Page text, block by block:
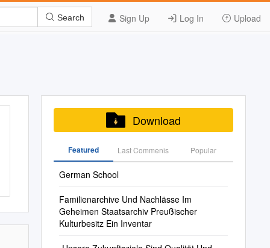
Sign Up Log In Upload
Search
Download
Featured Last Commenis Popular
German School
Familienarchive Und Nachlässe Im
Geheimen Staatsarchiv Preußischer
Kulturbesitz Ein Inventar